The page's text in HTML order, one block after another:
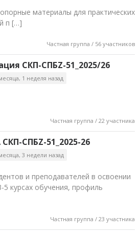
материалы для практических
п […]
Частная группа / 56 участников
СКП-СПБZ-51_2025/26
1 неделя назад
Частная группа / 22 участника
СПБZ-51_2025-26
3 недели назад
и преподавателей в освоении
курсах обучения, профиль
Частная группа / 23 участника